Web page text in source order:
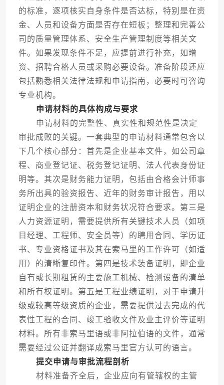
的标准，逐项核实自身条件是否达标，特别是在资
金、人员和设备方面是否存在短板；整理和完善公
司的质量管理体系、安全生产管理制度等相关文
件。如果发现条件不足，应提前进行补充，如增
资、招聘合格人员或采购必要设备。准备阶段还应
包括熟悉相关法律法规和申请指南，必要时可咨询
专业机构。
申请材料的具体构成与要求
申请材料的完整性、真实性和规范性是决定
审批成败的关键。一套典型的申请材料通常包含以
下几个核心部分：首先是企业基本文件，如公司章
程、商业登记证、税务登记证明、法人代表身份证
明等。其次是财务能力证明，包括由合格会计师事
务所出具的验资报告、近年的财务审计报告，用以
证明企业的注册资本和财务状况符合要求。第三是
人力资源证明，需要提供所有关键技术人员（如项
目经理、工程师、安全员等）的聘用合同、学历证
书、专业资格证书及其在索马里的工作许可（如适
用）的清晰复印件。第四是技术装备证明，即企业
自有或长期租赁的主要施工机械、检测设备的清单
和所有权证明。第五是工程业绩证明，对于申请升
级或较高等级资质的企业，需要提供过去完成的代
表性工程的合同、竣工验收文件及业主评价等证明
材料。所有非索马里语或非阿拉伯语的文件，通常
需要经过公证并翻译成索马里官方认可的语言。
提交申请与审批流程剖析
材料准备齐全后，企业应向有管辖权的主管